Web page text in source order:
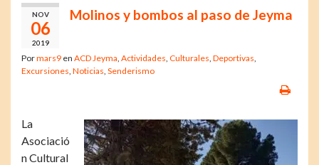
NOV
06
2019
Molinos y bombos al paso de Jeyma
Pormars9 en ACD Jeyma Actividades Culturales Deportivas
Excursiones Noticias Senderismo
La
Asociació
n Cultural